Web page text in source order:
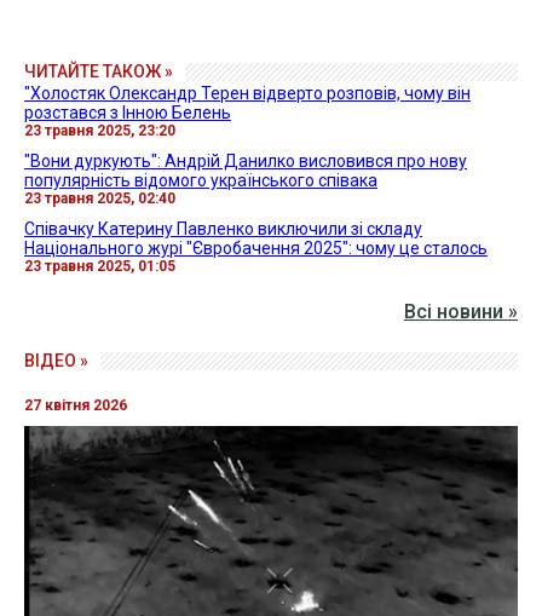
ЧИТАЙТЕ ТАКОЖ »
"Холостяк Олександр Терен відверто розповів, чому він
розстався з Інною Белень
23 травня 2025, 23:20
"Вони дуркують": Андрій Данилко висловився про нову
популярність відомого українського співака
23 травня 2025, 02:40
Співачку Катерину Павленко виключили зі складу
Національного журі "Євробачення 2025": чому це сталось
23 травня 2025, 01:05
Всі новини »
ВІДЕО »
27 квітня 2026